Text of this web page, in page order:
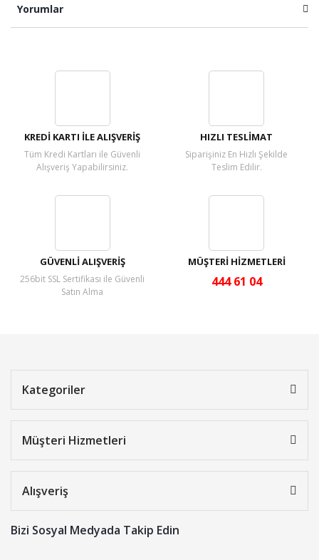
Yorumlar
KREDİ KARTI İLE ALIŞVERİŞ
Tüm Kredi Kartları ile Güvenli
Alışveriş Yapabilirsiniz.
HIZLI TESLİMAT
Siparişiniz En Hızlı Şekilde
Teslim Edilir.
GÜVENLİ ALIŞVERİŞ
256bit SSL Sertifikası ile Güvenli
Satın Alma
MÜŞTERİ HİZMETLERİ
444 61 04
Kategoriler
Müşteri Hizmetleri
Alışveriş
Bizi Sosyal Medyada Takip Edin